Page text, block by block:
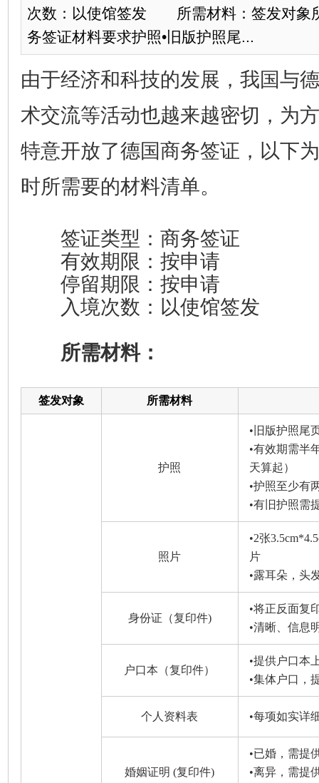
次数：以使馆签发 所需材料：签发对象
务签证材料要求护照•旧版护照尾...
由于经济和科技的发展，我国与
术交流等活动也越来越密切，为
特意开放了德国商务签证，以下
时所需要的材料清单。
签证类型：商务签证
有效期限：按申请
停留期限：按申请
入境次数：以使馆签发
所需材料：
签发对象 所需材料
护照
•旧版护照尾
•有效期需半
天算起）
•护照至少有
•有旧护照需
照片
•2张
片
•露耳朵，头
身份证（复印件)
•将正反面复
•清晰、信息
户口本（复印件）
•提供户口本
•集体户口，
个人资料表 •每项如实详
婚姻证明 (复印件)
•已婚，需提
•离异，需提